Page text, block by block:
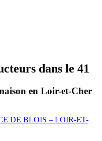
dans le 41
en Loir-et-Cher